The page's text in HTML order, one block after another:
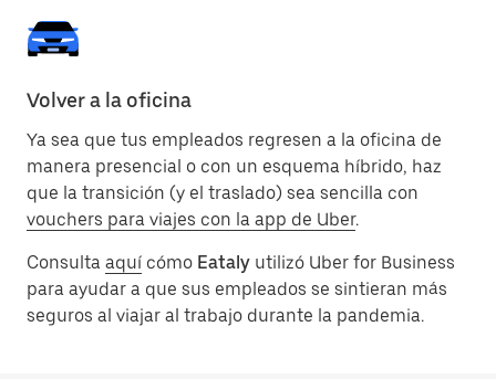
Volver a la oficina
Ya sea que tus empleados regresen a la oficina de
manera presencial o con un esquema híbrido, haz
que la transición (y el traslado) sea sencilla con
vouchers para viajes con la app de Uber.
Consulta aquí cómo Eataly utilizó Uber for Business
para ayudar a que sus empleados se sintieran más
seguros al viajar al trabajo durante la pandemia.